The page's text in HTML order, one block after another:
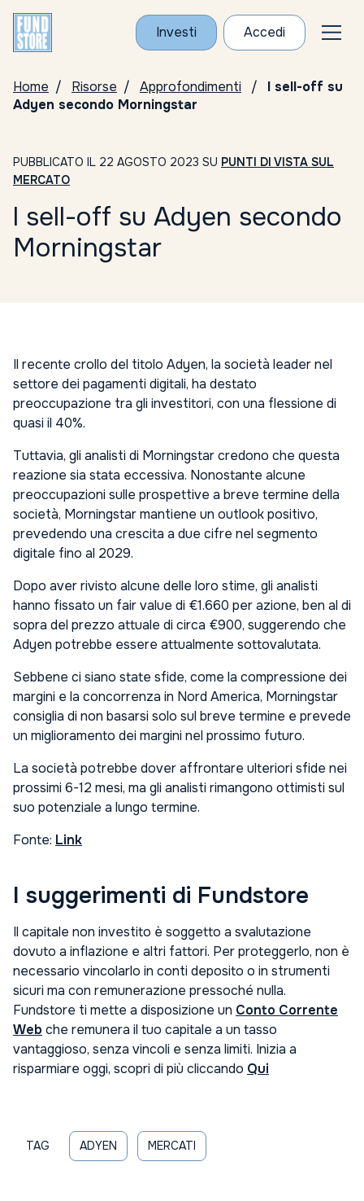
Investi Accedi
Home Risorse Approfondimenti
l sell-off su
Adyen secondo Morningstar
PUBBLICATO IL 22 AGOSTO 2023 SU PUNTI DI VISTA SUL
MERCATO
l sell-off su Adyen secondo
Morningstar
Il recente crollo del titolo Adyen, la società leader nel
settore dei pagamenti digitali, ha destato
preoccupazione tra gli investitori, con una flessione di
quasi il 40%.
Tuttavia, gli analisti di Morningstar credono che questa
reazione sia stata eccessiva. Nonostante alcune
preoccupazioni sulle prospettive a breve termine della
società, Morningstar mantiene un outlook positivo,
prevedendo una crescita a due cifre nel segmento
digitale fino al 2029.
Dopo aver rivisto alcune delle loro stime, gli analisti
hanno fissato un fair value di €1.660 per azione, ben al di
sopra del prezzo attuale di circa €900, suggerendo che
Adyen potrebbe essere attualmente sottovalutata.
Sebbene ci siano state sfide, come la compressione dei
margini e la concorrenza in Nord America, Morningstar
consiglia di non basarsi solo sul breve termine e prevede
un miglioramento dei margini nel prossimo futuro.
La società potrebbe dover affrontare ulteriori sfide nei
prossimi 6-12 mesi, ma gli analisti rimangono ottimisti sul
suo potenziale a lungo termine.
Fonte: Link
I suggerimenti di Fundstore
Il capitale non investito è soggetto a svalutazione
dovuto a inflazione e altri fattori. Per proteggerlo, non è
necessario vincolarlo in conti deposito o in strumenti
sicuri ma con remunerazione pressoché nulla.
Fundstore ti mette a disposizione un Conto Corrente
Web che remunera il tuo capitale a un tasso
vantaggioso, senza vincoli e senza limiti. Inizia a
risparmiare oggi, scopri di più cliccando Qui
TAG ADYEN MERCATI